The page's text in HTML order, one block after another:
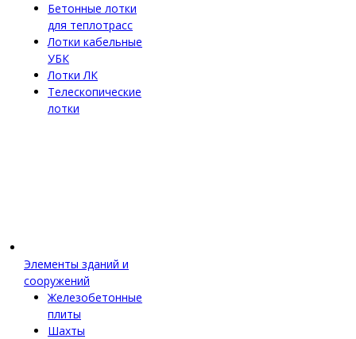
Бетонные лотки
для теплотрасс
Лотки кабельные
УБК
Лотки ЛК
Телескопические
лотки
Элементы зданий и
сооружений
Железобетонные
плиты
Шахты